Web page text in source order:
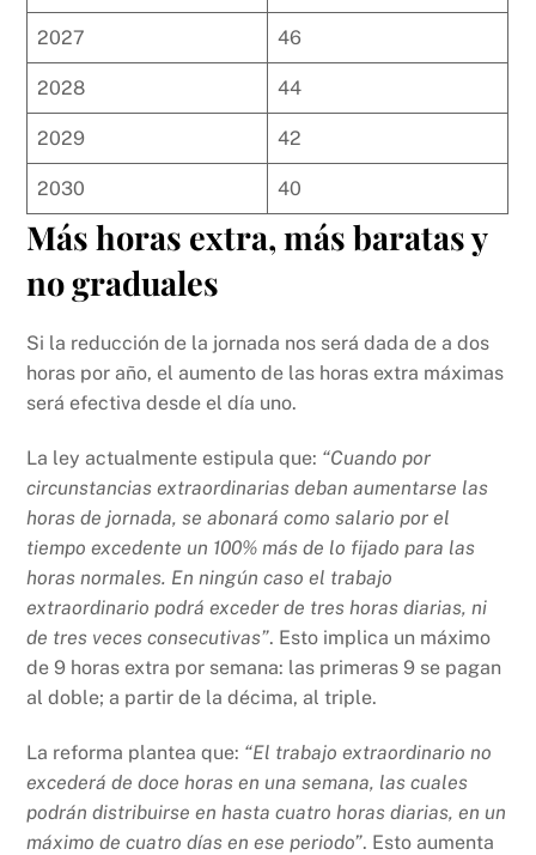
2027 46
2028 44
2029 42
2030 40
Más horas extra, más baratas y
no graduales
Si la reducción de la jornada nos será dada de a dos
horas por año, el aumento de las horas extra máximas
será efectiva desde el día uno.
La ley actualmente estipula que: “Cuando por
circunstancias extraordinarias deban aumentarse las
horas de jornada, se abonará como salario por el
tiempo excedente un 100% más de lo fijado para las
horas normales. En ningún caso el trabajo
extraordinario podrá exceder de tres horas diarias, ni
de tres veces consecutivas”. Esto implica un máximo
de 9 horas extra por semana: las primeras 9 se pagan
al doble; a partir de la décima, al triple.
La reforma plantea que: “El trabajo extraordinario no
excederá de doce horas en una semana, las cuales
podrán distribuirse en hasta cuatro horas diarias, en un
máximo de cuatro días en ese periodo”. Esto aumenta